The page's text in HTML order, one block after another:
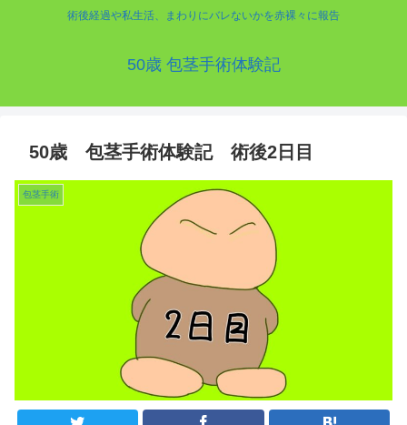
術後経過や私生活、まわりにバレないかを赤裸々に報告
50歳 包茎手術体験記
50歳 包茎手術体験記 術後2日目
包茎手術